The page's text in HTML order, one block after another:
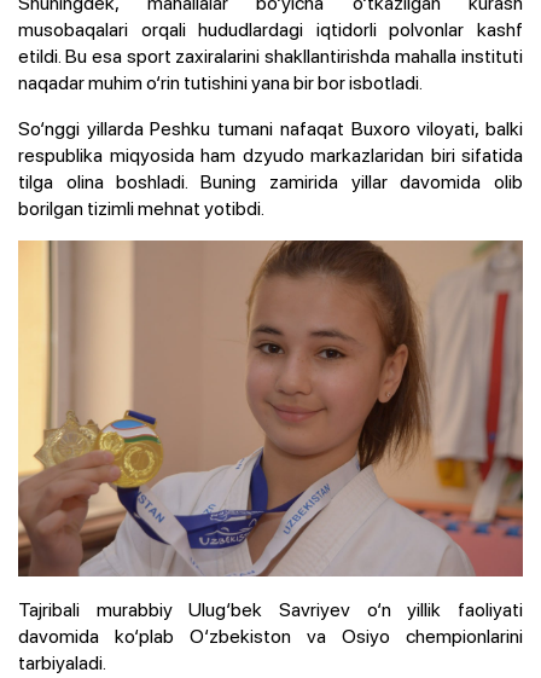
musobaqalari orqali hududlardagi iqtidorli polvonlar kashf
etildi. Bu esa sport zaxiralarini shakllantirishda mahalla instituti
naqadar muhim o‘rin tutishini yana bir bor isbotladi.
So‘nggi yillarda Peshku tumani nafaqat Buxoro viloyati, balki
respublika miqyosida ham dzyudo markazlaridan biri sifatida
tilga olina boshladi. Buning zamirida yillar davomida olib
borilgan tizimli mehnat yotibdi.
Tajribali murabbiy Ulug‘bek Savriyev o‘n yillik faoliyati
davomida ko‘plab O‘zbekiston va Osiyo chempionlarini
tarbiyaladi.